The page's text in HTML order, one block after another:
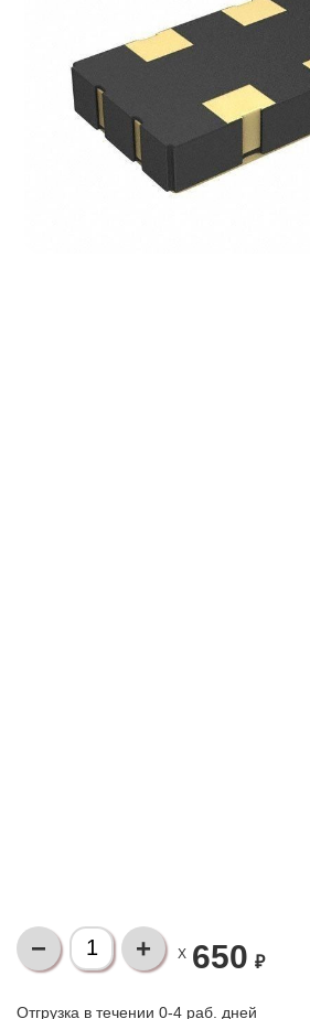
X 650 ₽
Отгрузка в течении 0-4 раб. дней